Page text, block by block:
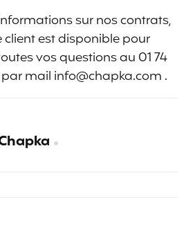
sur nos contrats,
client est disponible pour
vos questions au 01 74
mail info@chapka.com .